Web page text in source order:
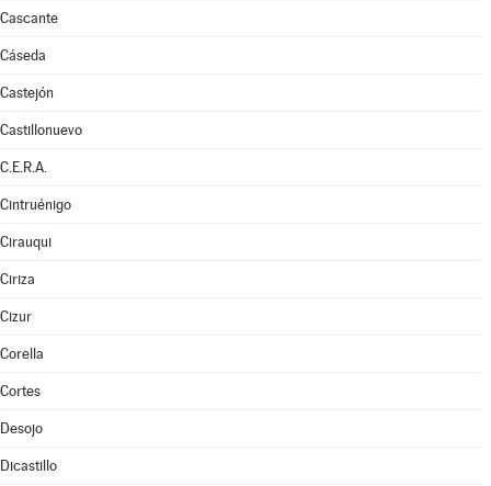
Cascante
Cáseda
Castejón
Castillonuevo
C.E.R.A.
Cintruénigo
Cirauqui
Ciriza
Cizur
Corella
Cortes
Desojo
Dicastillo